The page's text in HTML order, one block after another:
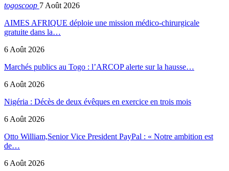
togoscoop 7 Août 2026
AIMES AFRIQUE déploie une mission médico-chirurgicale
gratuite dans la…
6 Août 2026
Marchés publics au Togo : l’ARCOP alerte sur la hausse…
6 Août 2026
Nigéria : Décès de deux évêques en exercice en trois mois
6 Août 2026
Otto William,Senior Vice President PayPal : « Notre ambition est
de…
6 Août 2026